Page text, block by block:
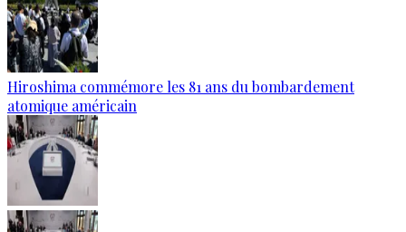
Hiroshima commémore les 81 ans du bombardement
atomique américain